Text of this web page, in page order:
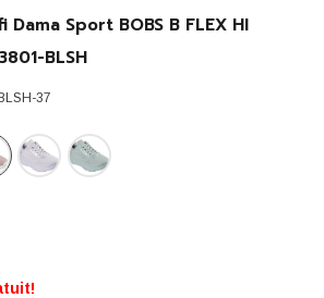
Sport BOBS B FLEX HI
BLSH
37